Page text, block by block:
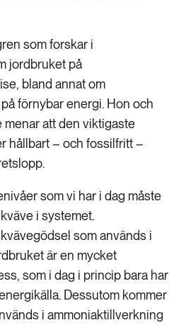
som forskar i
jordbruket på
bland annat om
förnybar energi. Hon och
menar att den viktigaste
hållbart – och fossilfritt –
som vi har i dag måste
i systemet.
som används i
är en mycket
som i dag i princip bara har
Dessutom kommer
i ammoniaktillverkning